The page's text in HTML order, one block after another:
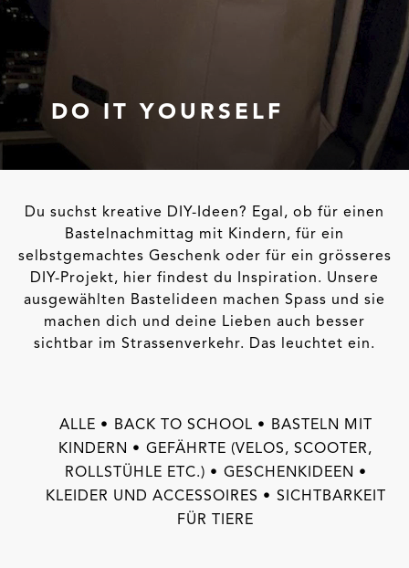
DO IT YOURSELF
Du suchst kreative DIY-Ideen? Egal, ob für einen
Bastelnachmittag mit Kindern, für ein
selbstgemachtes Geschenk oder für ein grösseres
DIY-Projekt, hier findest du Inspiration. Unsere
ausgewählten Bastelideen machen Spass und sie
machen dich und deine Lieben auch besser
sichtbar im Strassenverkehr. Das leuchtet ein.
ALLE BACK TO SCHOOL
BASTELN MIT
KINDERN
GEFÄHRTE (VELOS, SCOOTER,
ROLLSTÜHLE ETC.)
GESCHENKIDEEN
KLEIDER UND ACCESSOIRES
SICHTBARKEIT
FÜR TIERE